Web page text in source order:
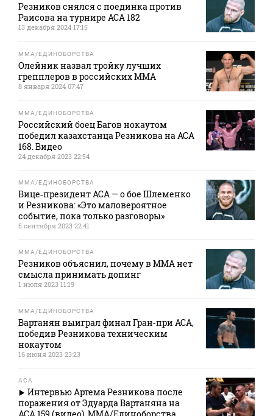
Резников снялся с поединка против
Раисова на турнире АСА 182
13 декабря 2024 17:15
MMA/ЕДИНОБОРСТВА
Олейник назвал тройку лучших
грепплеров в российских MMA
8 января 2024 07:47
MMA/ЕДИНОБОРСТВА
Российский боец Багов нокаутом
победил казахстанца Резникова на ACA
168. Видео
24 декабря 2023 22:54
MMA/ЕДИНОБОРСТВА
Вице‑президент АСА — о бое Шлеменко
и Резникова: «Это маловероятное
событие, пока только разговоры»
5 сентября 2023 22:41
MMA/ЕДИНОБОРСТВА
Резников объяснил, почему в ММА нет
смысла принимать допинг
1 июля 2023 11:19
MMA/ЕДИНОБОРСТВА
Вартанян выиграл финал Гран‑при АСА,
победив Резникова техническим
нокаутом
16 июня 2023 23:23
АСА
Интервью Артема Резникова после
поражения от Эдуарда Вартаняна на